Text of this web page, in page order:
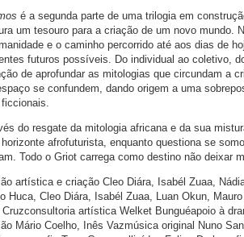
é a segunda parte de uma trilogia em
um tesouro para a criação de um novo mundo.
e o caminho percorrido até aos dias de
futuros possíveis. Do individual ao coletivo,
de aprofundar as mitologias que circundam a
se confundem, dando origem a uma
do resgate da mitologia africana e da sua
afrofuturista, enquanto questiona se
Todo o Griot carrega como destino não deixar
artística e criação Cleo Diára, Isabél Zuaa,
Huca, Cleo Diára, Isabél Zuaa, Luan Okun,
Cruzconsultoria artística Welket Bunguéapoio à
Mário Coelho, Inês Vazmúsica original Nuno